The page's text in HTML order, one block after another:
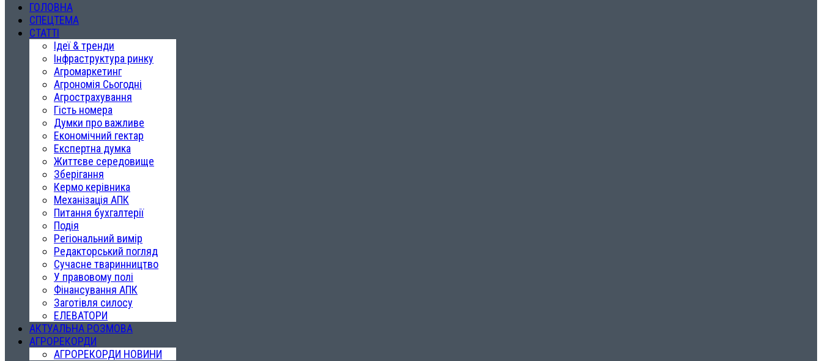
ГОЛОВНА
СПЕЦТЕМА
СТАТТІ
Ідеї & тренди
Інфраструктура ринку
Агромаркетинг
Агрономія Сьогодні
Агрострахування
Гість номера
Думки про важливе
Економічний гектар
Експертна думка
Життєве середовище
Зберігання
Кермо керівника
Механізація АПК
Питання бухгалтерії
Подія
Регіональний вимір
Редакторський погляд
Сучасне тваринництво
У правовому полі
Фінансування АПК
Заготівля силосу
ЕЛЕВАТОРИ
АКТУАЛЬНА РОЗМОВА
АГРОРЕКОРДИ
АГРОРЕКОРДИ НОВИНИ